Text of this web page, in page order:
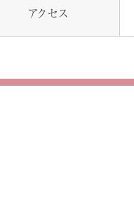
アクセス